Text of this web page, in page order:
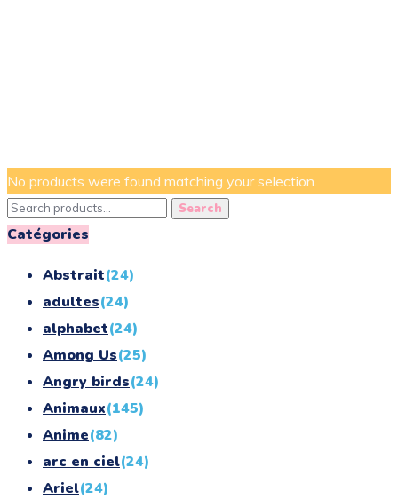
No products were found matching your selection.
Search
for:
Search
Catégories
Abstrait(24)
adultes(24)
alphabet(24)
Among Us(25)
Angry birds(24)
Animaux(145)
Anime(82)
arc en ciel(24)
Ariel(24)